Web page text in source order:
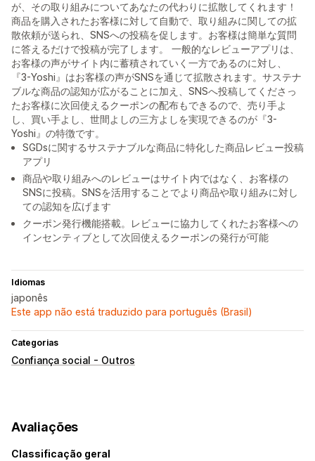
が、その取り組みについてあなたの代わりに拡散してくれます！
商品を購入されたお客様に対して自動で、取り組みに関しての拡
散依頼が送られ、SNSへの投稿を促します。お客様は簡単な質問
に答えるだけで投稿が完了します。 一般的なレビューアプリは、
お客様の声がサイト内に蓄積されていく一方であるのに対し、
『3-Yoshi』はお客様の声がSNSを通じて拡散されます。サステナ
ブルな商品の認知が広がることに加え、SNSへ投稿してくださっ
たお客様に次回使えるクーポンの配布もできるので、売り手よ
し、買い手よし、世間よしの三方よしを実現できるのが『3-
Yoshi』の特徴です。
SGDsに関するサステナブルな商品に特化した商品レビュー投稿
アプリ
商品や取り組みへのレビューはサイト内ではなく、お客様の
SNSに投稿。SNSを活用することでより商品や取り組みに対し
ての認知を広げます
クーポン発行機能搭載。レビューに協力してくれたお客様への
インセンティブとして次回使えるクーポンの発行が可能
Idiomas
japonês
Este app não está traduzido para português (Brasil)
Categorias
Confiança social - Outros
Avaliações
Classificação geral